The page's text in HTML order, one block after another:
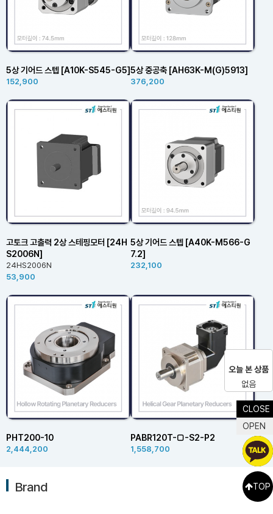
5상 기어드 스텝 [A10K-S545-G5]
152,900
5상 중공축 [AH63K-M(G)5913]
376,200
고토크 고출력 2상 스테핑모터 [24H
S2006N]
24HS2006N
53,900
5상 기어드 스텝 [A40K-M566-G
7.2]
232,100
PHT200-10
2,444,200
PABR120T-□-S2-P2
1,558,700
Brand
CLOSE
OPEN
오늘 본 상품
없음
TOP